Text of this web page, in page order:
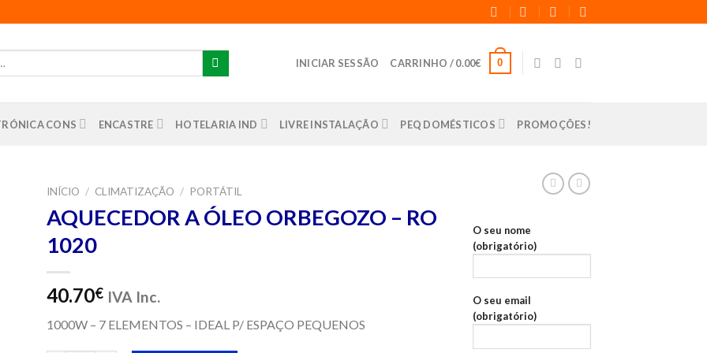
INICIAR SESSÃO CARRINHO /0.00€ 0
CONS ENCASTRE HOTELARIA IND LIVRE INSTALAÇÃO PEQ DOMÉSTICOS PROMOÇÕES!
INÍCIO / CLIMATIZAÇÃO / PORTÁTIL
AQUECEDOR A ÓLEO ORBEGOZO – RO
1020
40.70€ IVA Inc.
1000W – 7 ELEMENTOS – IDEAL P/ ESPAÇO PEQUENOS
O seu nome
(obrigatório)
O seu email
(obrigatório)